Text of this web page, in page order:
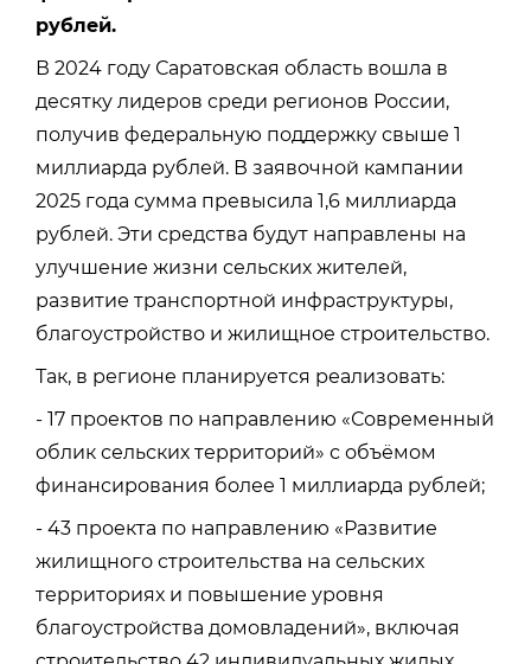
рублей.
В 2024 году Саратовская область вошла в
десятку лидеров среди регионов России,
получив федеральную поддержку свыше 1
миллиарда рублей. В заявочной кампании
2025 года сумма превысила 1,6 миллиарда
рублей. Эти средства будут направлены на
улучшение жизни сельских жителей,
развитие транспортной инфраструктуры,
благоустройство и жилищное строительство.
Так, в регионе планируется реализовать:
- 17 проектов по направлению «Современный
облик сельских территорий» с объёмом
финансирования более 1 миллиарда рублей;
- 43 проекта по направлению «Развитие
жилищного строительства на сельских
территориях и повышение уровня
благоустройства домовладений», включая